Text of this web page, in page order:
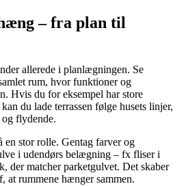
– fra plan til
allerede i planlægningen. Se
rum, hvor funktioner og
Hvis du for eksempel har store
du lade terrassen følge husets linjer,
flydende.
en stor rolle. Gentag farver og
i udendørs belægning – fx fliser i
der matcher parketgulvet. Det skaber
at rummene hænger sammen.